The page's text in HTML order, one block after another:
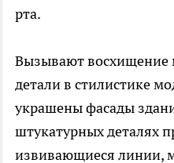
рта.
Вызывают восхищение
детали в стилистике
украшены фасады
штукатурных деталях
извивающиеся линии,